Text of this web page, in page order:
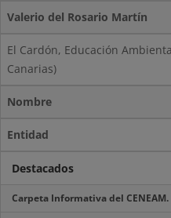
Valerio del Rosario Martín
El Cardón, Educación
Canarias)
Nombre
Entidad
Destacados
Carpeta Informativa del CENEAM.